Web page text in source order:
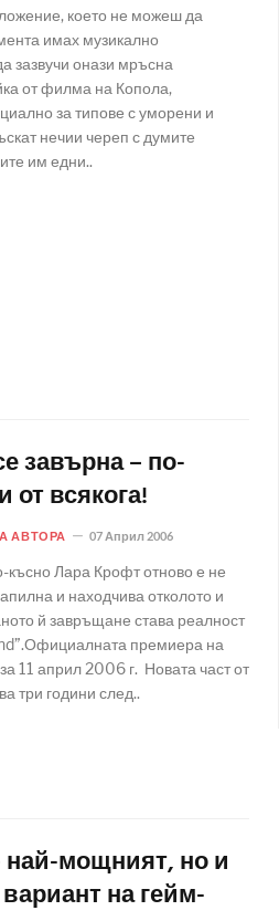
което не можеш да
имах музикално
онази мръсна
от филма на Копола,
за типове с уморени и
нечии череп с думите
им едни..
завърна – по-
от всякога!
АВТОРА 07 Април 2006
късно Лара Крофт отново е не
и находчива отколото и
й завръщане става реалност
премиера на
11 април 2006 г. Новата част от
три години след..
най-мощният, но и
на гейм-